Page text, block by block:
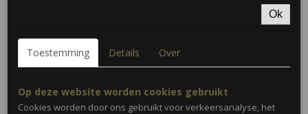
Ok
Toestemming Details Over
Op deze website worden cookies gebruikt
Cookies worden door ons gebruikt voor verkeersanalyse, het